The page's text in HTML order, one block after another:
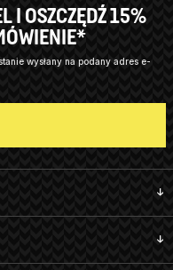
I OSZCZĘDŹ 15%
wysłany na podany adres e-